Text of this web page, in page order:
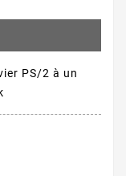
PS/2 à un